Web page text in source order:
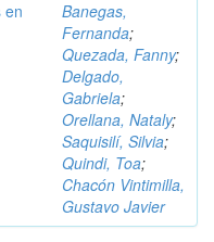
en
Banegas,
Fernanda;
Quezada, Fanny;
Delgado,
Gabriela;
Orellana, Nataly;
Saquisilí, Silvia;
Quindi, Toa;
Chacón Vintimilla,
Gustavo Javier